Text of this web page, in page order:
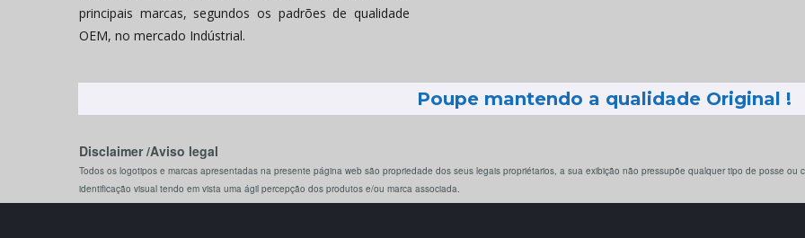
principais marcas, segundos os padrões de qualidade
OEM, no mercado Indústrial.
Poupe mantendo a qualidade Original !
Disclaimer /Aviso legal
Todos os logotipos e marcas apresentadas na presente página web são propriedade dos seus legais propriétarios, a sua exibição não pressupõe qualquer tipo de posse
identificação visual tendo em vista uma ágil percepção dos produtos e/ou marca associada.